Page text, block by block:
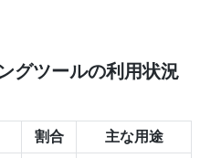
グツールの利用状況
割合
主な用途